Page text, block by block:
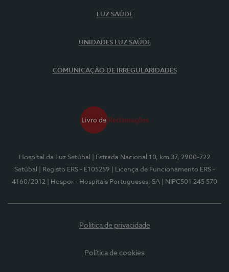
LUZ SAÚDE
UNIDADES LUZ SAÚDE
COMUNICAÇÃO DE IRREGULARIDADES
Hospital da Luz Setúbal
| Estrada Nacional 10, km 37, 2900-722
Setúbal
| Registo ERS - E105259
| Licença de Funcionamento ERS -
4160/2012
| Hospor - Hospitais Portugueses, SA | NIPC501 245 570
Política de privacidade
Política de cookies